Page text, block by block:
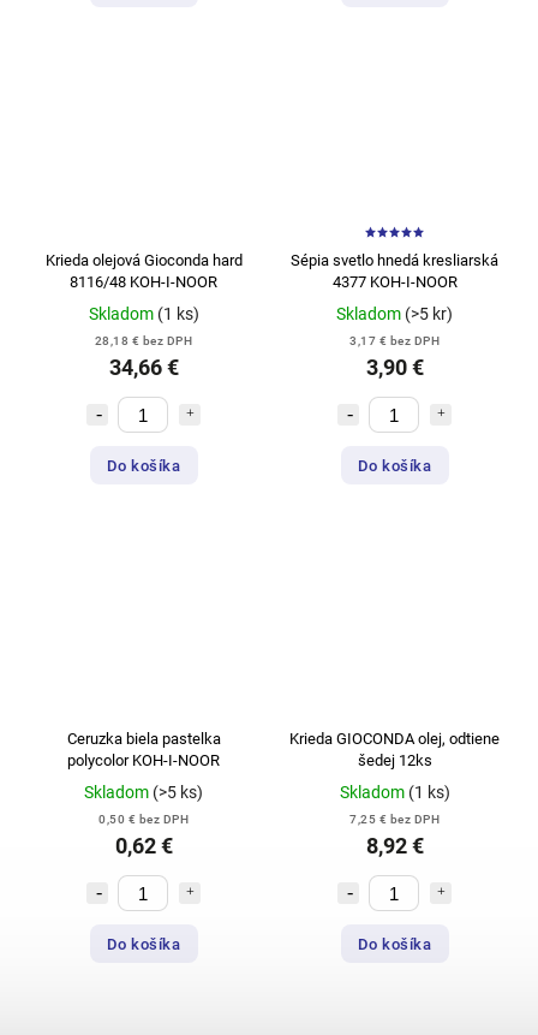
Krieda olejová Gioconda hard
8116/48 KOH-I-NOOR
Skladom (1 ks)
28,18 € bez DPH
34,66 €
Do košíka
Sépia svetlo hnedá kresliarská
4377 KOH-I-NOOR
Skladom (>5 kr)
3,17 € bez DPH
3,90 €
Do košíka
Ceruzka biela pastelka
polycolor KOH-I-NOOR
Skladom (>5 ks)
0,50 € bez DPH
0,62 €
Do košíka
Krieda GIOCONDA olej, odtiene
šedej 12ks
Skladom (1 ks)
7,25 € bez DPH
8,92 €
Do košíka